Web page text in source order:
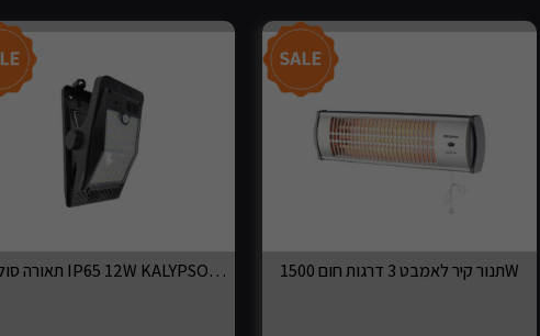
תאורה סולארית IP65 12W KALYPSO עם חיישן תנור קיר לאמבט 3 דרגות חום 1500W